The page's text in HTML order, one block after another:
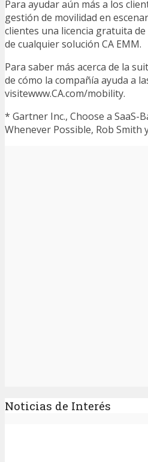
Para ayudar aún más a los
gestión de movilidad en
clientes una licencia gratuita
de cualquier solución CA EMM.
Para saber más acerca de la
de cómo la compañía ayuda a
visitewww.CA.com/mobility.
* Gartner Inc., Choose a
Whenever Possible, Rob Smith
Noticias de Interés